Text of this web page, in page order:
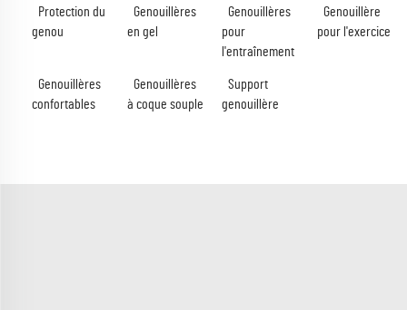
Protection du
genou
Genouillères
en gel
Genouillères
pour
l'entraînement
Genouillère
pour l'exercice
Genouillères
confortables
Genouillères
à coque souple
Support
genouillère